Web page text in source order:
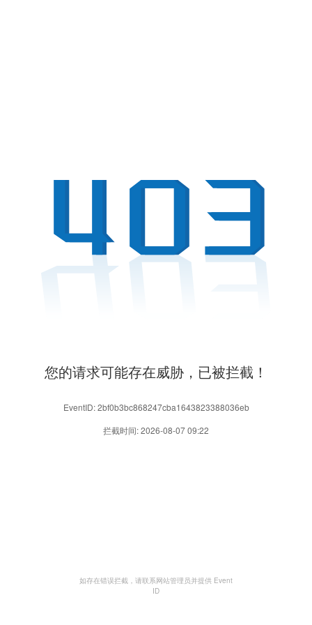
您的请求可能存在威胁，已被拦截！
EventID: 2bf0b3bc868247cba1643823388036eb
拦截时间: 2026-08-07 09:22
如存在错误拦截，请联系网站管理员并提供 Event
ID